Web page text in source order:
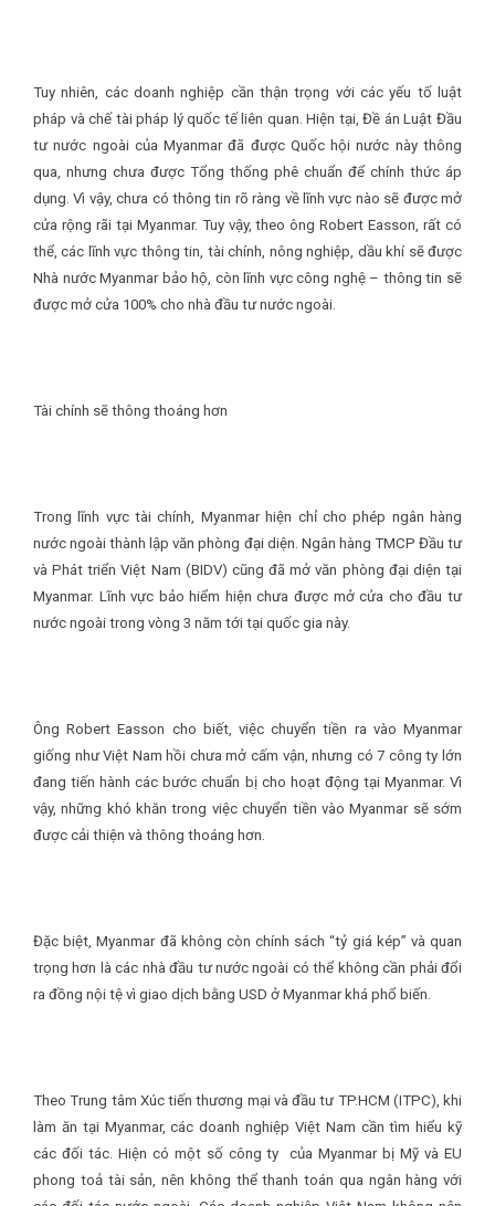
Tuy nhiên, các doanh nghiệp cần thận trọng với các yếu tố luật
pháp và chế tài pháp lý quốc tế liên quan. Hiện tại, Đề án Luật Đầu
tư nước ngoài của Myanmar đã được Quốc hội nước này thông
qua, nhưng chưa được Tổng thống phê chuẩn để chính thức áp
dụng. Vì vậy, chưa có thông tin rõ ràng về lĩnh vực nào sẽ được mở
cửa rộng rãi tại Myanmar. Tuy vậy, theo ông Robert Easson, rất có
thể, các lĩnh vực thông tin, tài chính, nông nghiệp, dầu khí sẽ được
Nhà nước Myanmar bảo hộ, còn lĩnh vực công nghệ – thông tin sẽ
được mở cửa 100% cho nhà đầu tư nước ngoài.
Tài chính sẽ thông thoáng hơn
Trong lĩnh vực tài chính, Myanmar hiện chỉ cho phép ngân hàng
nước ngoài thành lập văn phòng đại diện. Ngân hàng TMCP Đầu tư
và Phát triển Việt Nam (BIDV) cũng đã mở văn phòng đại diện tại
Myanmar. Lĩnh vực bảo hiểm hiện chưa được mở cửa cho đầu tư
nước ngoài trong vòng 3 năm tới tại quốc gia này.
Ông Robert Easson cho biết, việc chuyển tiền ra vào Myanmar
giống như Việt Nam hồi chưa mở cấm vận, nhưng có 7 công ty lớn
đang tiến hành các bước chuẩn bị cho hoạt động tại Myanmar. Vì
vậy, những khó khăn trong việc chuyển tiền vào Myanmar sẽ sớm
được cải thiện và thông thoáng hơn.
Đặc biệt, Myanmar đã không còn chính sách “tỷ giá kép” và quan
trọng hơn là các nhà đầu tư nước ngoài có thể không cần phải đổi
ra đồng nội tệ vì giao dịch bằng USD ở Myanmar khá phổ biến.
Theo Trung tâm Xúc tiến thương mại và đầu tư TP.HCM (ITPC), khi
làm ăn tại Myanmar, các doanh nghiệp Việt Nam cần tìm hiểu kỹ
các đối tác. Hiện có một số công ty của Myanmar bị Mỹ và EU
phong toả tài sản, nên không thể thanh toán qua ngân hàng với